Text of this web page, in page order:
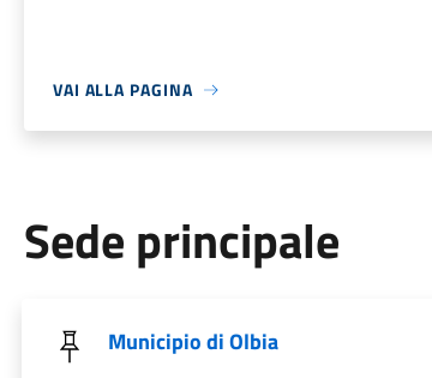
VAI ALLA PAGINA
Sede principale
Municipio di Olbia